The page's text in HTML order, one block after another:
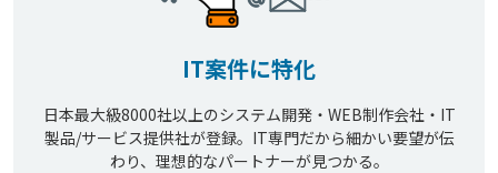
IT案件に特化
日本最大級8000社以上のシステム開発・WEB制作会社・IT
製品/サービス提供社が登録。IT専門だから細かい要望が伝
わり、理想的なパートナーが見つかる。